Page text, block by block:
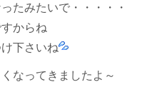
たみたいで・・・・・
からね
下さいね
なってきましたよ～